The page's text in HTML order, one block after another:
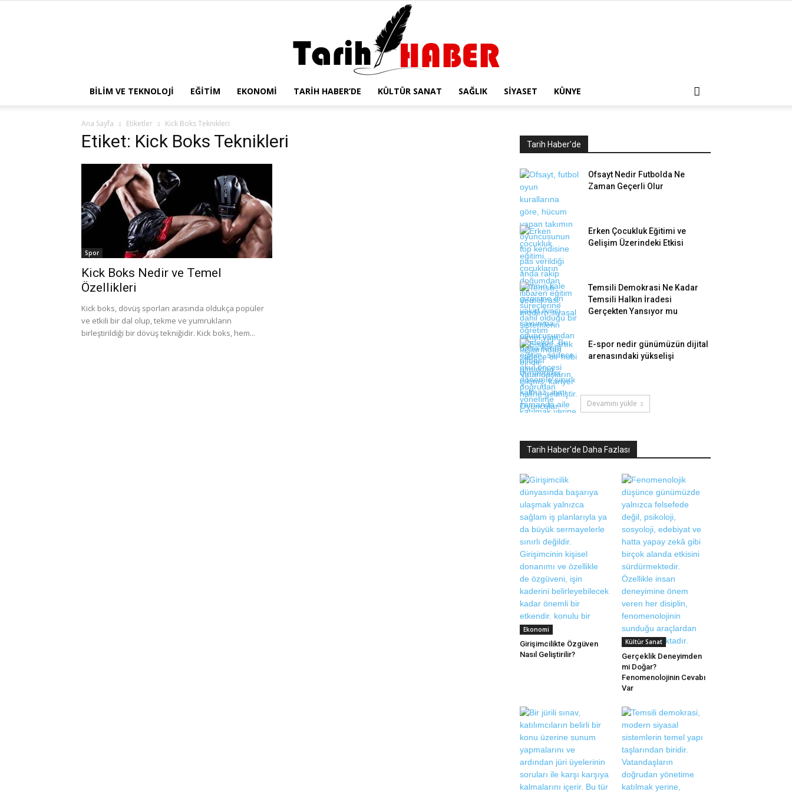
BILIM VE TEKNOLOJI EĞITIM EKONOMI TARIH HABER’DE KÜLTÜR SANAT SAĞLIK SIYASET KÜNYE
Ana Sayfa Etiketler Kick Boks Teknikleri
Etiket: Kick Boks Teknikleri
Spor
Kick Boks Nedir ve Temel
Özellikleri
Kick boks, dövüş sporları arasında oldukça popüler
ve etkili bir dal olup, tekme ve yumrukların
birleştirildiği bir dövüş tekniğidir. Kick boks, hem...
Tarih Haber'de
Ofsayt Nedir Futbolda Ne
Zaman Geçerli Olur
Erken Çocukluk Eğitimi ve
Gelişim Üzerindeki Etkisi
Temsili Demokrasi Ne Kadar
Temsili Halkın İradesi
Gerçekten Yansıyor mu
E-spor nedir günümüzün dijital
arenasındaki yükselişi
Devamını yükle
Tarih Haber'de Daha Fazlası
Ekonomi
Girişimcilikte Özgüven
Nasıl Geliştirilir?
Kültür Sanat
Gerçeklik Deneyimden
mi Doğar?
Fenomenolojinin Cevabı
Var